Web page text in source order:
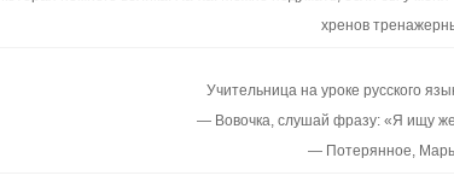
хренов
Учительница на уроке русского
— Вовочка, слушай фразу: «Я ищу
— Потерянное,